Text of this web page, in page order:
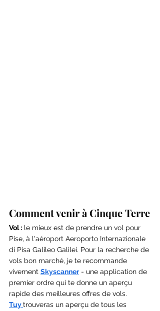
Comment venir à Cinque Terre
Vol : le mieux est de prendre un vol pour
Pise, à l'aéroport Aeroporto Internazionale
di Pisa Galileo Galilei. Pour la recherche de
vols bon marché, je te recommande
vivement Skyscanner - une application de
premier ordre qui te donne un aperçu
rapide des meilleures offres de vols.
Tuy trouveras un aperçu de tous les